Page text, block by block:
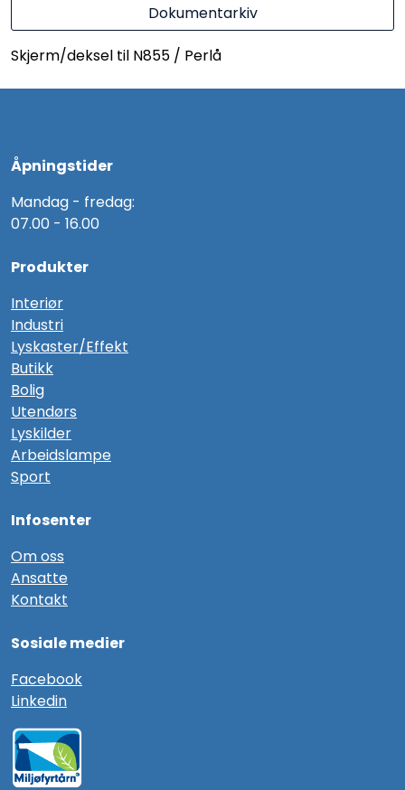
Dokumentarkiv
Skjerm/deksel til N855 / Perlå
Åpningstider
Mandag - fredag:
07.00 - 16.00
Produkter
Interiør
Industri
Lyskaster/Effekt
Butikk
Bolig
Utendørs
Lyskilder
Arbeidslampe
Sport
Infosenter
Om oss
Ansatte
Kontakt
Sosiale medier
Facebook
Linkedin